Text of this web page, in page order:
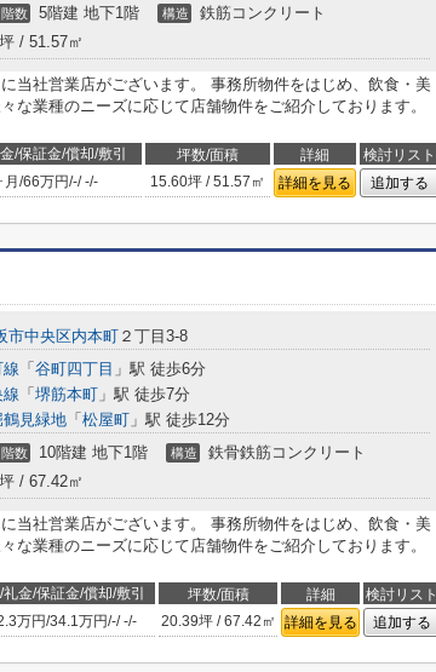
階数 5階建 地下1階 構造 鉄筋コンクリート
/ 51.57㎡
当社営業店がございます。 事務所物件をはじめ、飲食・美
な業種のニーズに応じて店舗物件をご紹介しております。
/保証金/償却/敷引 坪数/面積 詳細
検討リスト
月 /66万円/-/-/- 15.60坪 / 51.57㎡ 詳細を見る 追加する
市中央区内本町 ２丁目3-8
「 谷町四丁目 」駅 徒歩6分
「 堺筋本町 」駅 徒歩7分
見緑地 「 松屋町 」駅 徒歩12分
階数 10階建 地下1階 構造 鉄骨鉄筋コンクリート
/ 67.42㎡
当社営業店がございます。 事務所物件をはじめ、飲食・美
な業種のニーズに応じて店舗物件をご紹介しております。
金/保証金/償却/敷引 坪数/面積 詳細
検討リスト
万円/34.1万円/-/-/- 20.39坪 / 67.42㎡ 詳細を見る 追加する